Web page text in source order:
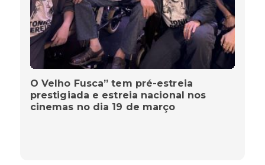
O Velho Fusca” tem pré-estreia
prestigiada e estreia nacional nos
cinemas no dia 19 de março